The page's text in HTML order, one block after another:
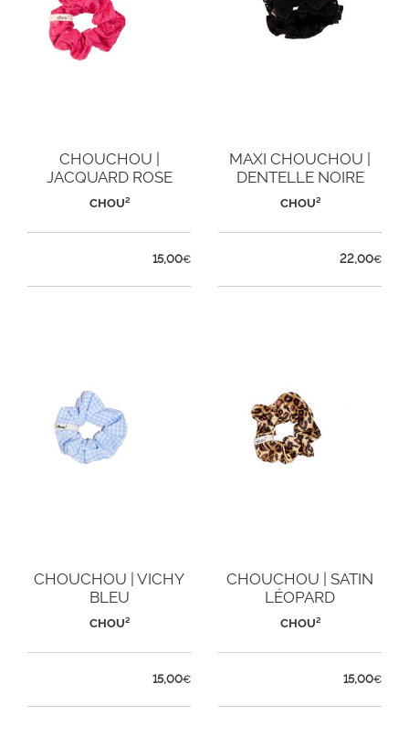
CHOUCHOU |
JACQUARD ROSE
CHOU²
15,00€
MAXI CHOUCHOU |
DENTELLE NOIRE
CHOU²
22,00€
CHOUCHOU | VICHY
BLEU
CHOU²
15,00€
CHOUCHOU | SATIN
LÉOPARD
CHOU²
15,00€